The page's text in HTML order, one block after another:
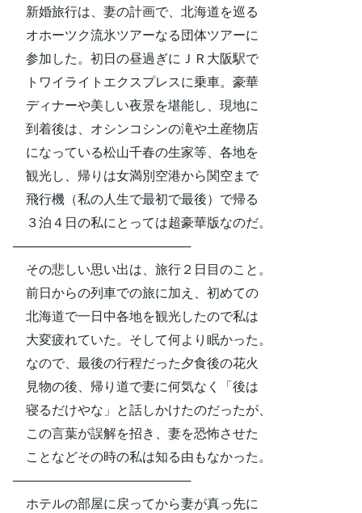
新婚旅行は、妻の計画で、北海道を巡る
オホーツク流氷ツアーなる団体ツアーに
参加した。初日の昼過ぎにＪＲ大阪駅で
トワイライトエクスプレスに乗車。豪華
ディナーや美しい夜景を堪能し、現地に
到着後は、オシンコシンの滝や土産物店
になっている松山千春の生家等、各地を
観光し、帰りは女満別空港から関空まで
飛行機（私の人生で最初で最後）で帰る
３泊４日の私にとっては超豪華版なのだ。
────────────────────
その悲しい思い出は、旅行２日目のこと。
前日からの列車での旅に加え、初めての
北海道で一日中各地を観光したので私は
大変疲れていた。そして何より眠かった。
なので、最後の行程だった夕食後の花火
見物の後、帰り道で妻に何気なく「後は
寝るだけやな」と話しかけたのだったが、
この言葉が誤解を招き、妻を恐怖させた
ことなどその時の私は知る由もなかった。
────────────────────
ホテルの部屋に戻ってから妻が真っ先に